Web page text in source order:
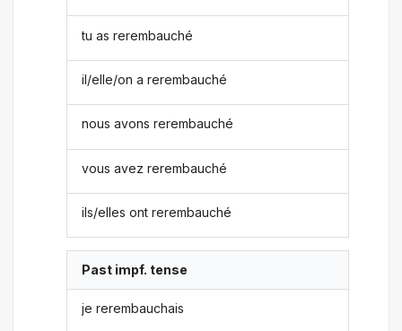
tu as rerembauché
il/elle/on a rerembauché
nous avons rerembauché
vous avez rerembauché
ils/elles ont rerembauché
Past impf. tense
je rerembauchais